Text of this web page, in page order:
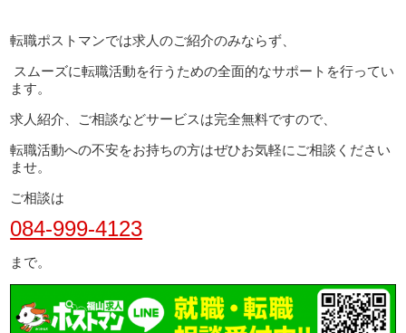
転職ポストマンでは求人のご紹介のみならず、
スムーズに転職活動を行うための全面的なサポートを行ってい
ます。
求人紹介、ご相談などサービスは完全無料ですので、
転職活動への不安をお持ちの方はぜひお気軽にご相談ください
ませ。
ご相談は
084-999-4123
まで。